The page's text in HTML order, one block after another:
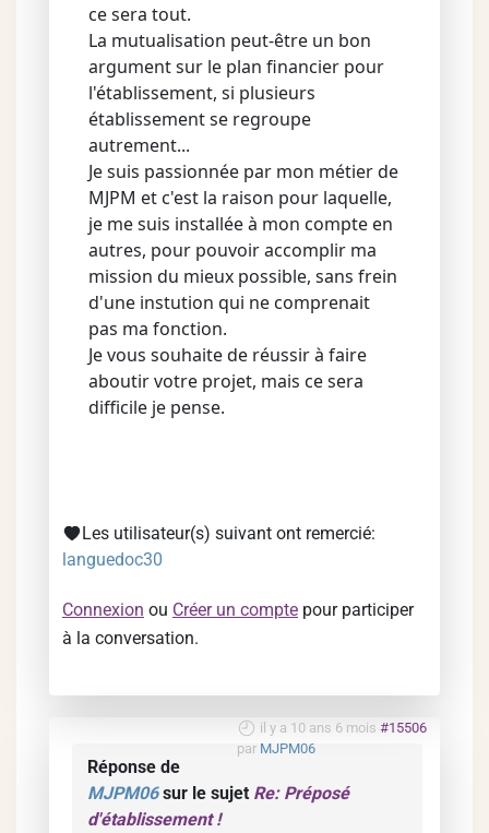
ce sera tout.
La mutualisation peut-être un bon
argument sur le plan financier pour
l'établissement, si plusieurs
établissement se regroupe
autrement...
Je suis passionnée par mon métier de
MJPM et c'est la raison pour laquelle,
je me suis installée à mon compte en
autres, pour pouvoir accomplir ma
mission du mieux possible, sans frein
d'une instution qui ne comprenait
pas ma fonction.
Je vous souhaite de réussir à faire
aboutir votre projet, mais ce sera
difficile je pense.
Les utilisateur(s) suivant ont remercié:
languedoc30
Connexion ou Créer un compte pour participer
à la conversation.
il y a 10 ans 6 mois #15506
par MJPM06
Réponse de
MJPM06sur le sujet Re: Préposé
d'établissement !